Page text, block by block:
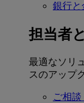
銀行と
担当者
最適なソリ
スのアップ
ご相